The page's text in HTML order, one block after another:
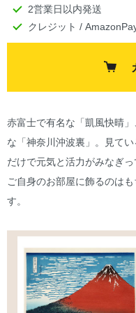
2営業日以内発送
クレジット /
赤富士で有名な「凱風快晴
な「神奈川沖波裏」。見てい
だけで元気と活力がみなぎ
ご自身のお部屋に飾るのは
す。